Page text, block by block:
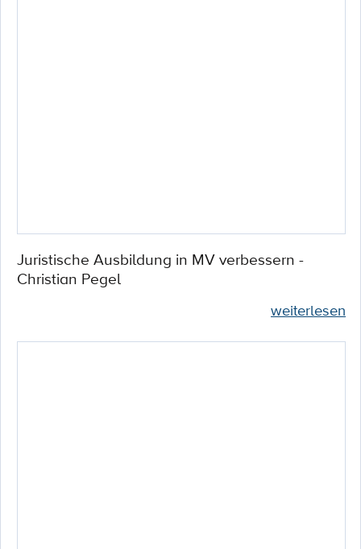
Juristische Ausbildung in MV verbessern -
Christian Pegel
weiterlesen